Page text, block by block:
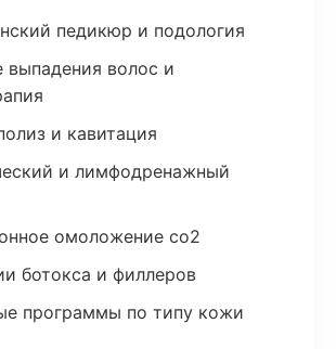
педикюр и подология
выпадения волос и
и кавитация
и лимфодренажный
омоложение co2
ботокса и филлеров
программы по типу кожи